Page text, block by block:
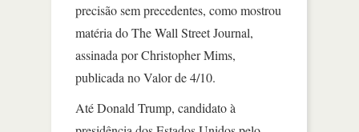
precisão sem precedentes, como mostrou
matéria do The Wall Street Journal,
assinada por Christopher Mims,
publicada no Valor de 4/10.
Até Donald Trump, candidato à